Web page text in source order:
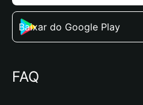
Baixar do Google Play
FAQ